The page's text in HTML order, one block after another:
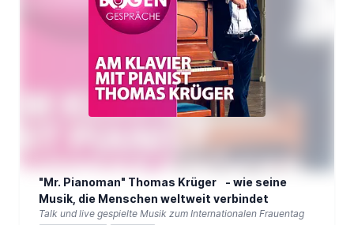
"Mr. Pianoman" Thomas Krüger - wie seine
Musik, die Menschen weltweit verbindet
Talk und live gespielte Musik zum Internationalen Frauentag